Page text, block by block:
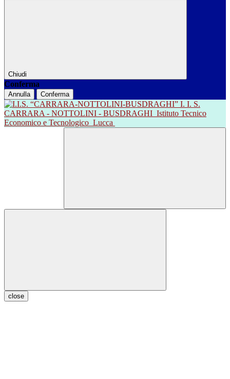
Chiudi
Conferma
Annulla Conferma
I. I. S.
CARRARA - NOTTOLINI - BUSDRAGHI Istituto Tecnico
Economico e Tecnologico Lucca
close